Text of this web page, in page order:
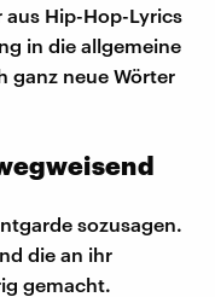
aus Hip-Hop-Lyrics
in die allgemeine
ganz neue Wörter
sozusagen.
die an ihr
gemacht.